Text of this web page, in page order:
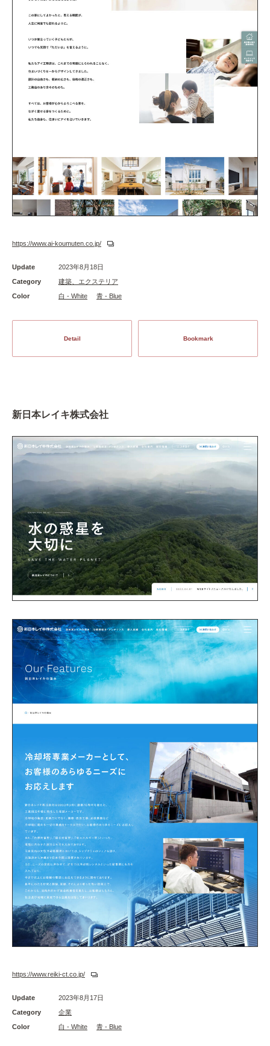
https://www.ai-koumuten.co.jp/
Update
2023年8月18日
Category
建築、エクステリア
Color
白 - White 青 - Blue
Detail Bookmark
新日本レイキ株式会社
https://www.reiki-ct.co.jp/
Update
2023年8月17日
Category
企業
Color
白 - White 青 - Blue